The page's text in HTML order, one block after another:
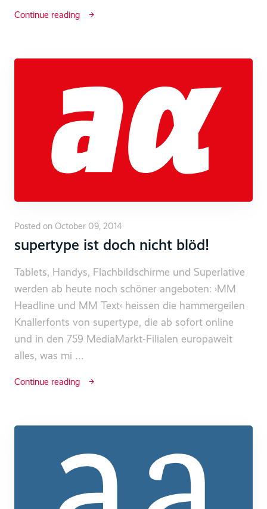
Continue reading
Posted on October 09, 2014
supertype ist doch nicht blöd!
Tablets, Handys, Flachbildschirme und Superlative
werden ab heute noch schöner angeboten: ›MM
Headline und MM Text‹ heissen die hammergeilen
Knallerfonts von supertype, die ab sofort online
und in den 759 MediaMarkt-Filialen europaweit
alles, was mi …
Continue reading